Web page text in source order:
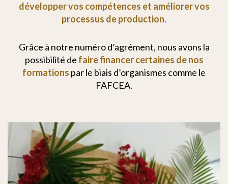
développer vos compétences et améliorer vos
processus de production.
Grâce à notre numéro d’agrément, nous avons la
possibilité de faire financer certaines de nos
formations par le biais d’organismes comme le
FAFCEA.